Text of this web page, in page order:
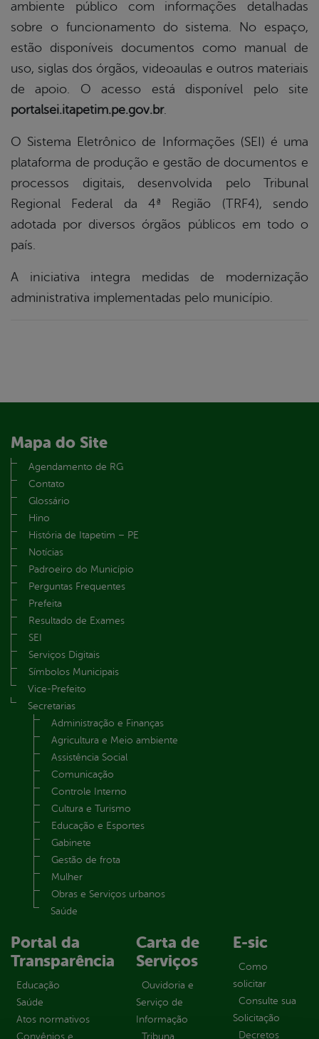
ambiente público com informações detalhadas
sobre o funcionamento do sistema. No espaço,
estão disponíveis documentos como manual de
uso, siglas dos órgãos, videoaulas e outros materiais
de apoio. O acesso está disponível pelo site
portalsei.itapetim.pe.gov.br.
O Sistema Eletrônico de Informações (SEI) é uma
plataforma de produção e gestão de documentos e
processos digitais, desenvolvida pelo Tribunal
Regional Federal da 4ª Região (TRF4), sendo
adotada por diversos órgãos públicos em todo o
país.
A iniciativa integra medidas de modernização
administrativa implementadas pelo município.
Mapa do Site
Agendamento de RG
Contato
Glossário
Hino
História de Itapetim – PE
Notícias
Padroeiro do Município
Perguntas Frequentes
Prefeita
Resultado de Exames
SEI
Serviços Digitais
Símbolos Municipais
Vice-Prefeito
Secretarias
Administração e Finanças
Agricultura e Meio ambiente
Assistência Social
Comunicação
Controle Interno
Cultura e Turismo
Educação e Esportes
Gabinete
Gestão de frota
Mulher
Obras e Serviços urbanos
Saúde
Portal da
Transparência
Educação
Saúde
Atos normativos
Convênios e
Carta de
Serviços
Ouvidoria e
Serviço de
Informação
Tribuna
E-sic
Como
solicitar
Consulte sua
Solicitação
Decretos